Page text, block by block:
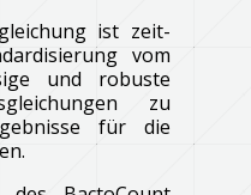
ist zeit-
vom
und robuste
zu
für die